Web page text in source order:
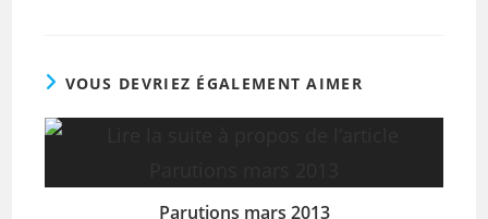
VOUS DEVRIEZ ÉGALEMENT AIMER
Parutions mars 2013